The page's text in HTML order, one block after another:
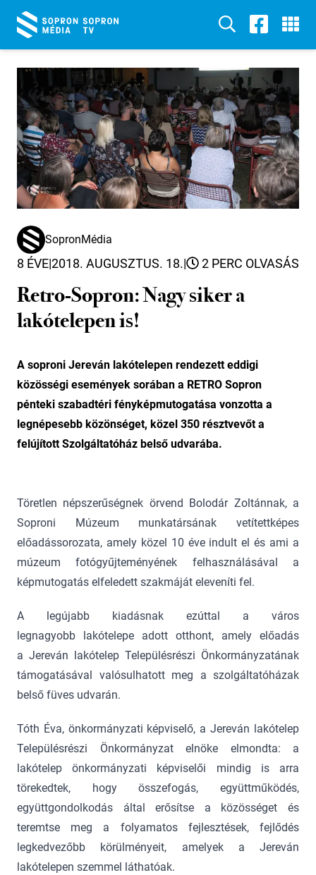
SopronMédia
8 ÉVE|2018. AUGUSZTUS. 18.| 2 PERC OLVASÁS
Retro-Sopron: Nagy siker a
lakótelepen is!
A soproni Jereván lakótelepen rendezett eddigi
közösségi események sorában a RETRO Sopron
pénteki szabadtéri fényképmutogatása vonzotta a
legnépesebb közönséget, közel 350 résztvevőt a
felújított Szolgáltatóház belső udvarába.
Töretlen népszerűségnek örvend Bolodár Zoltánnak, a
Soproni Múzeum munkatársának vetítettképes
előadássorozata, amely közel 10 éve indult el és ami a
múzeum fotógyűjteményének felhasználásával a
képmutogatás elfeledett szakmáját eleveníti fel.
A legújabb kiadásnak ezúttal a város
legnagyobb lakótelepe adott otthont, amely előadás
a Jereván lakótelep Településrészi Önkormányzatának
támogatásával valósulhatott meg a szolgáltatóházak
belső füves udvarán.
Tóth Éva, önkormányzati képviselő, a Jereván lakótelep
Településrészi Önkormányzat elnöke elmondta: a
lakótelep önkormányzati képviselői mindig is arra
törekedtek, hogy összefogás, együttműködés,
együttgondolkodás által erősítse a közösséget és
teremtse meg a folyamatos fejlesztések, fejlődés
legkedvezőbb körülményeit, amelyek a Jereván
lakótelepen szemmel láthatóak.